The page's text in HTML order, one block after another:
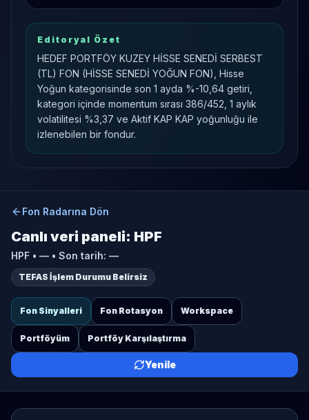
Editoryal Özet
HEDEF PORTFÖY KUZEY HİSSE SENEDİ SERBEST
(TL) FON (HİSSE SENEDİ YOĞUN FON), Hisse
Yoğun kategorisinde son 1 ayda %-10,64 getiri,
kategori içinde momentum sırası 386/452, 1 aylık
volatilitesi %3,37 ve Aktif KAP KAP yoğunluğu ile
izlenebilen bir fondur.
Fon Radarına Dön
Canlı veri paneli: HPF
HPF • — • Son tarih: —
TEFAS İşlem Durumu Belirsiz
Fon Sinyalleri Fon Rotasyon Workspace
Portföyüm Portföy Karşılaştırma
Yenile